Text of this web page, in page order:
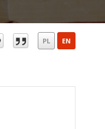
PL EN